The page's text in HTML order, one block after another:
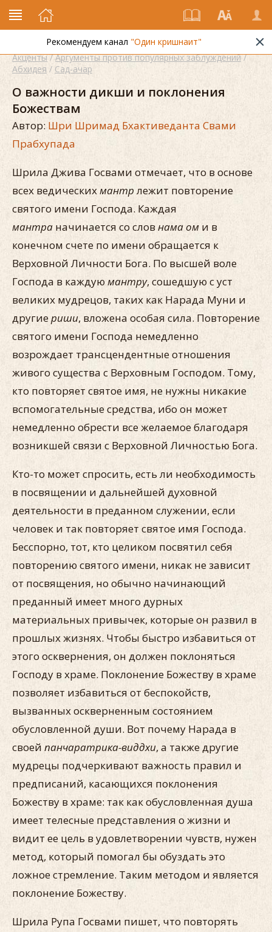
Рекомендуем канал "Один кришнаит"
Акценты/Аргументы против популярных заблуждений/
Абхидея / Сад-ачар
О важности дикши и поклонения
Божествам
Автор: Шри Шримад Бхактиведанта Свами
Прабхупада
Шрила Джива Госвами отмечает, что в основе
всех ведическихмантр лежит повторение
святого имени Господа. Каждая
мантра начинается со словнама ом и в
конечном счете по имени обращается к
Верховной Личности Бога. По высшей воле
Господа в каждую мантру, сошедшую с уст
великих мудрецов, таких как Нарада Муни и
другиериши, вложена особая сила. Повторение
святого имени Господа немедленно
возрождает трансцендентные отношения
живого существа с Верховным Господом. Тому,
кто повторяет святое имя, не нужны никакие
вспомогательные средства, ибо он может
немедленно обрести все желаемое благодаря
возникшей связи с Верховной Личностью Бога.
Кто-то может спросить, есть ли необходимость
в посвящении и дальнейшей духовной
деятельности в преданном служении, если
человек и так повторяет святое имя Господа.
Бесспорно, тот, кто целиком посвятил себя
повторению святого имени, никак не зависит
от посвящения, но обычно начинающий
преданный имеет много дурных
материальных привычек, которые он развил в
прошлых жизнях. Чтобы быстро избавиться от
этого осквернения, он должен поклоняться
Господу в храме. Поклонение Божеству в храме
позволяет избавиться от беспокойств,
вызванных оскверненным состоянием
обусловленной души. Вот почему Нарада в
своей панчаратрика-виддхи, а также другие
мудрецы подчеркивают важность правил и
предписаний, касающихся поклонения
Божеству в храме: так как обусловленная душа
имеет телесные представления о жизни и
видит ее цель в удовлетворении чувств, нужен
метод, который помогал бы обуздать это
ложное стремление. Таким методом и является
поклонение Божеству.
Шрила Рупа Госвами пишет, что повторять